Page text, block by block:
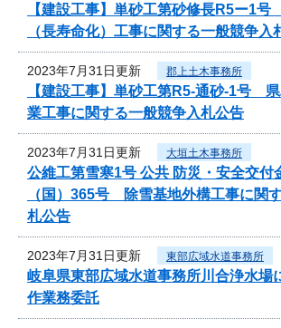
【建設工事】単砂工第砂修長R5ー1
（長寿命化）工事に関する一般競争入
2023年7月31日更新 郡上土木事務所
【建設工事】単砂工第R5-通砂-1号
業工事に関する一般競争入札公告
2023年7月31日更新 大垣土木事務所
公維工第雪寒1号 公共 防災・安全交付
（国）365号 除雪基地外構工事に関
札公告
2023年7月31日更新 東部広域水道事務所
岐阜県東部広域水道事務所川合浄水場
作業務委託